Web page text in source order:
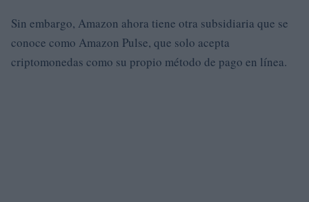
Sin embargo, Amazon ahora tiene otra subsidiaria que se
conoce como Amazon Pulse, que solo acepta
criptomonedas como su propio método de pago en línea.